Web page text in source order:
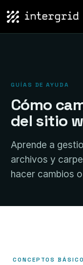
GUÍAS DE AYUDA
Cómo
del sitio
Aprende a
archivos y
hacer cambios
CONCEPTOS